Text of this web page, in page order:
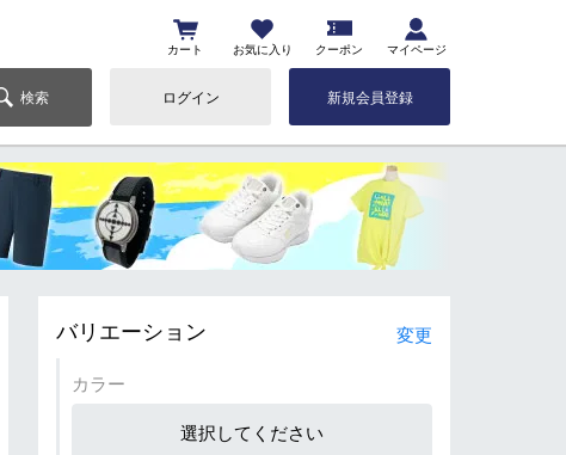
カート お気に入り クーポン マイページ
検索 ログイン 新規会員登録
バリエーション
変更
カラー
選択してください